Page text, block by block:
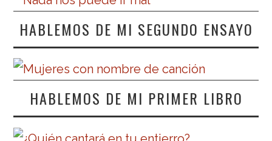
HABLEMOS DE MI SEGUNDO ENSAYO
HABLEMOS DE MI PRIMER LIBRO